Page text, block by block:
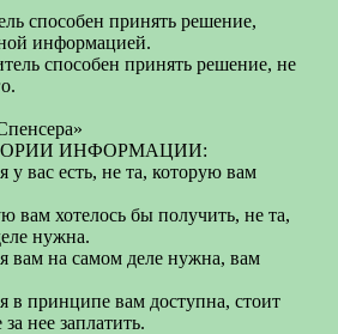
способен принять решение,
информацией.
способен принять решение, не
ИНФОРМАЦИИ:
у вас есть, не та, которую вам
вам хотелось бы получить, не та,
нужна.
вам на самом деле нужна, вам
в принципе вам доступна, стоит
нее заплатить.